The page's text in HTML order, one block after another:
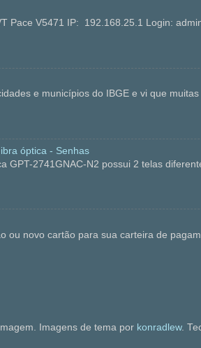
Pace V5471 IP: 192.168.25.1 Login:
e municípios do IBGE e vi que
óptica - Senhas
2741GNAC-N2 possui 2 telas
ou novo cartão para sua carteira de
Imagens de tema por konradlew.